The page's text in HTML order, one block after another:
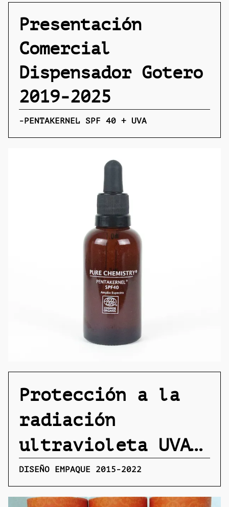
Presentación
Comercial
Dispensador Gotero
2019-2025
-PENTAKERNEL SPF 40 + UVA
Protección a la
radiación
ultravioleta UVA
& UVB
DISEÑO EMPAQUE 2015-2022